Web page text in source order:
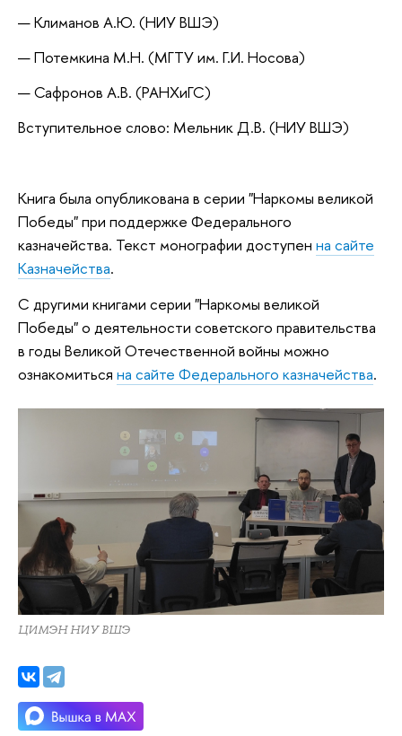
Климанов А.Ю. (НИУ ВШЭ)
Потемкина М.Н. (МГТУ им. Г.И. Носова)
Сафронов А.В. (РАНХиГС)
Вступительное слово: Мельник Д.В. (НИУ ВШЭ)
Книга была опубликована в серии "Наркомы великой
Победы" при поддержке Федерального
казначейства. Текст монографии доступен на сайте
Казначейства.
С другими книгами серии "Наркомы великой
Победы" о деятельности советского правительства
в годы Великой Отечественной войны можно
ознакомиться на сайте Федерального казначейства.
ЦИМЭН НИУ ВШЭ